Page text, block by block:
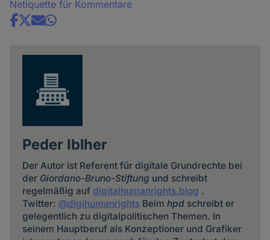
Netiquette für Kommentare
Share
Peder Iblher
Der Autor ist Referent für digitale Grundrechte bei
der Giordano-Bruno-Stiftung und schreibt
regelmäßig auf digitalhumanrights.blog .
Twitter: @digihumanrightsBeim hpdschreibt er
gelegentlich zu digitalpolitischen Themen. In
seinem Hauptberuf als Konzeptioner und Grafiker